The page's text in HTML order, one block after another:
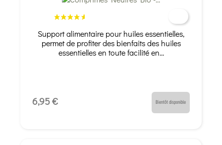
Support alimentaire pour huiles essentielles,
permet de profiter des bienfaits des huiles
essentielles en toute facilité en...
6,95 € Bientôt disponible